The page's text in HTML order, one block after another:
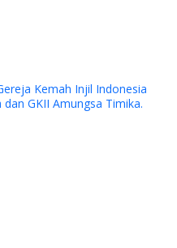
Kemah Injil Indonesia
GKII Amungsa Timika.